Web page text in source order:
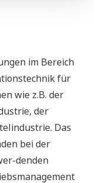
im Bereich
für
wie z.B. der
der
Das
bei der
denden